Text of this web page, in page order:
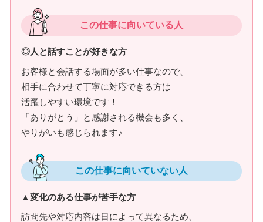
この仕事に向いている人
◎人と話すことが好きな方
お客様と会話する場面が多い仕事なので、
相手に合わせて丁寧に対応できる方は
活躍しやすい環境です！
「ありがとう」と感謝される機会も多く、
やりがいも感じられます♪
この仕事に向いていない人
▲変化のある仕事が苦手な方
訪問先や対応内容は日によって異なるため、